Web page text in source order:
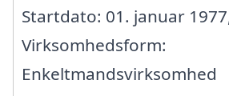
Startdato: 01. januar
Virksomhedsform:
Enkeltmandsvirksomhed